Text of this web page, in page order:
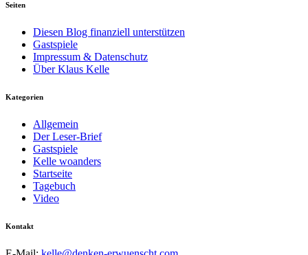
Seiten
Diesen Blog finanziell unterstützen
Gastspiele
Impressum & Datenschutz
Über Klaus Kelle
Kategorien
Allgemein
Der Leser-Brief
Gastspiele
Kelle woanders
Startseite
Tagebuch
Video
Kontakt